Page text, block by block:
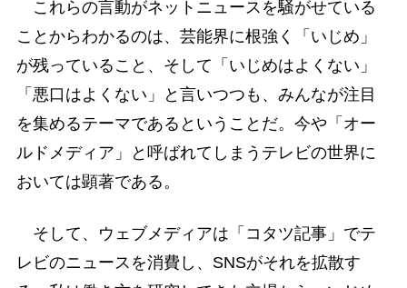
これらの言動がネットニュースを騒がせている
ことからわかるのは、芸能界に根強く「いじめ」
が残っていること、そして「いじめはよくない」
「悪口はよくない」と言いつつも、みんなが注目
を集めるテーマであるということだ。今や「オー
ルドメディア」と呼ばれてしまうテレビの世界に
おいては顕著である。
そして、ウェブメディアは「コタツ記事」でテ
レビのニュースを消費し、SNSがそれを拡散す